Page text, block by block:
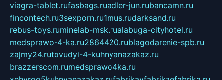
viagra-tablet.rufasbags.ruadler-jun.rubandamn.ru
fincontech.ru3sexporn.ru1mus.rudarksand.ru
rebus-toys.ruminelab-msk.rualabuga-cityhotel.ru
medsprawo-4-ka.ru2864420.rublagodarenie-spb.ru
zajmy24.rutovudyi-4-kuhnyanazakaz.ru
brazzerscom.rumedsprawo4ka.ru